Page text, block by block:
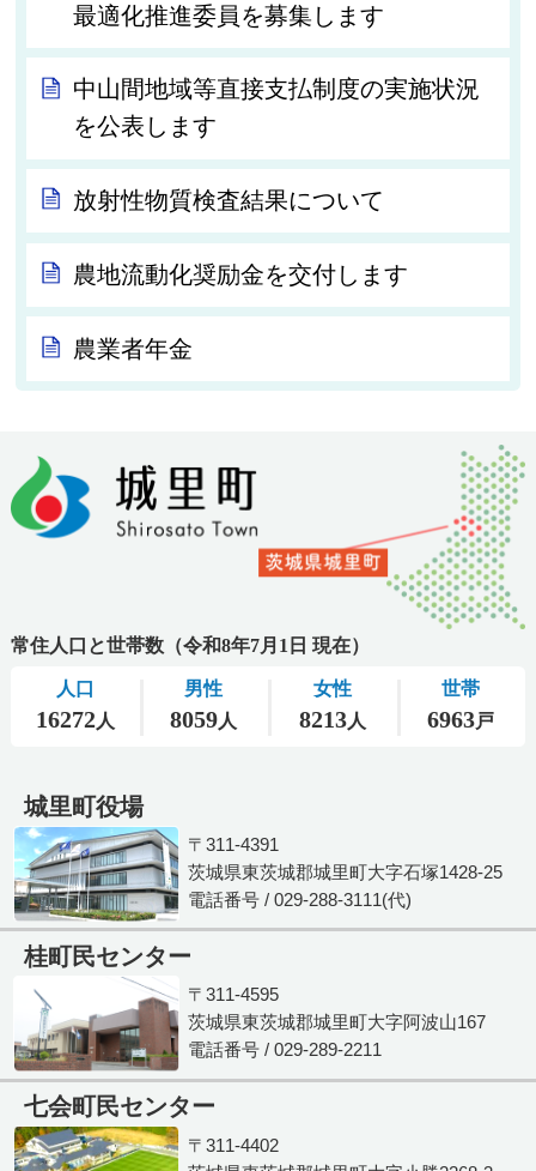
最適化推進委員を募集します
中山間地域等直接支払制度の実施状況
を公表します
放射性物質検査結果について
農地流動化奨励金を交付します
農業者年金
城里町役場
〒311-4391
茨城県東茨城郡城里町大字石塚1428-25
電話番号 / 029-288-3111(代)
桂町民センター
〒311-4595
茨城県東茨城郡城里町大字阿波山167
電話番号 / 029-289-2211
七会町民センター
〒311-4402